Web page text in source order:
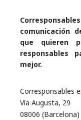
comunicación
que quieren
responsables
mejor.
Corresponsables
Vía Augusta, 29
08006 (Barcelona)